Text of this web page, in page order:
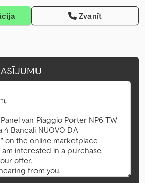
Zvanīt